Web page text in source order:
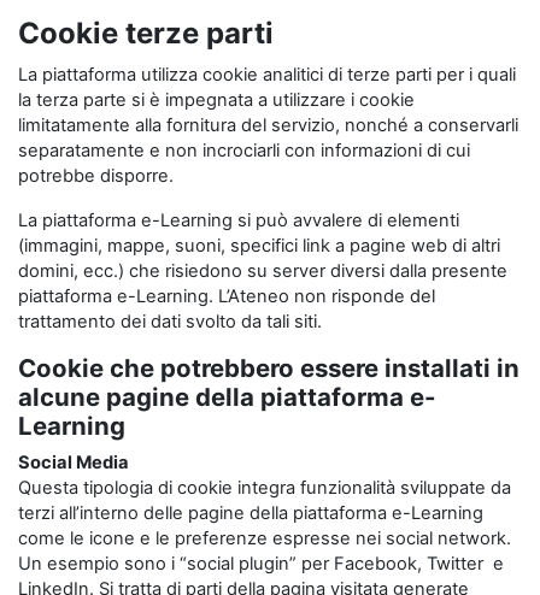
Cookie terze parti
La piattaforma utilizza cookie analitici di terze parti per i quali
la terza parte si è impegnata a utilizzare i cookie
limitatamente alla fornitura del servizio, nonché a conservarli
separatamente e non incrociarli con informazioni di cui
potrebbe disporre.
La piattaforma e-Learning si può avvalere di elementi
(immagini, mappe, suoni, specifici link a pagine web di altri
domini, ecc.) che risiedono su server diversi dalla presente
piattaforma e-Learning. L’Ateneo non risponde del
trattamento dei dati svolto da tali siti.
Cookie che potrebbero essere installati in
alcune pagine della piattaforma e-
Learning
Social Media
Questa tipologia di cookie integra funzionalità sviluppate da
terzi all’interno delle pagine della piattaforma e-Learning
come le icone e le preferenze espresse nei social network.
Un esempio sono i “social plugin” per Facebook, Twitter e
LinkedIn. Si tratta di parti della pagina visitata generate